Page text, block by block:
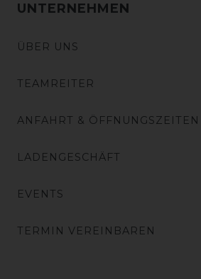
UNTERNEHMEN
ÜBER UNS
TEAMREITER
ANFAHRT & ÖFFNUNGSZEITEN
LADENGESCHÄFT
EVENTS
TERMIN VEREINBAREN